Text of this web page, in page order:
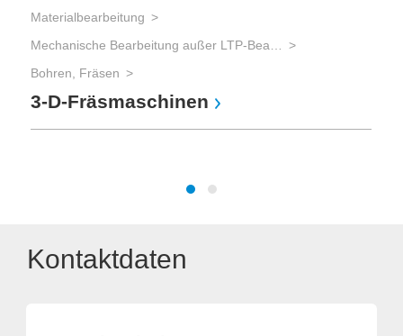
Materialbearbeitung
Bohren, Fräsen
3-D-Fräsmaschinen
Kontaktdaten